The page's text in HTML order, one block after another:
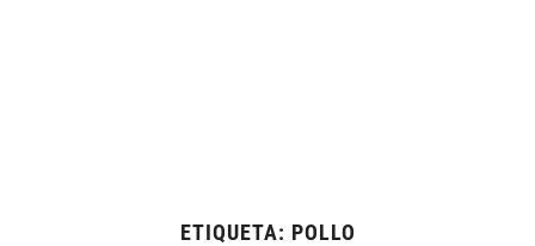
ETIQUETA: POLLO